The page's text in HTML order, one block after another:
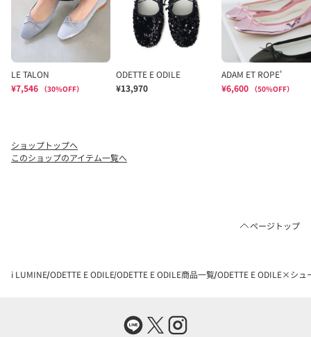
ショップトップへ
このショップのアイテム一覧へ
ページトップ
i LUMINE ODETTE E ODILE ODETTE E ODILE商品一覧 ODETTE E ODILE×シュ